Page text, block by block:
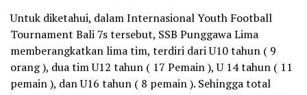
Untuk diketahui, dalam Internasional Youth Football
Tournament Bali 7s tersebut, SSB Punggawa Lima
memberangkatkan lima tim, terdiri dari U10 tahun ( 9
orang ), dua tim U12 tahun ( 17 Pemain ), U 14 tahun ( 11
pemain ), dan U16 tahun ( 8 pemain ). Sehingga total